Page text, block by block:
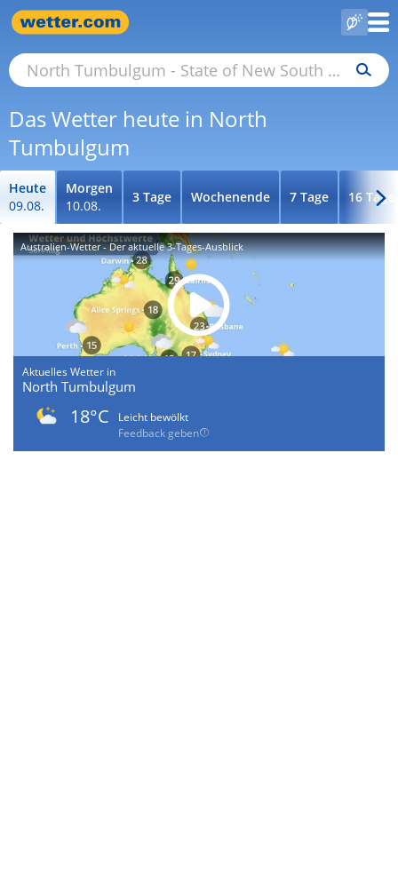
Das Wetter heute in North
Tumbulgum
Heute
09.08.
Morgen
10.08.
3 Tage Wochenende 7 Tage 16 Tage
Australien-Wetter - Der aktuelle 3-Tages-Ausblick
Aktuelles Wetter in
North Tumbulgum
18°C
Leicht bewölkt
Feedback geben